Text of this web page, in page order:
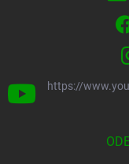
https://